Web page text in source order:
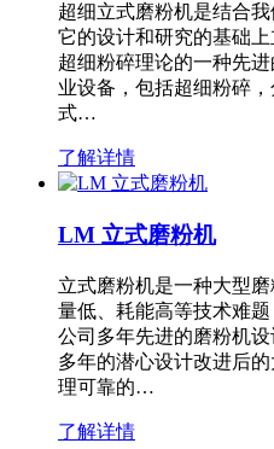
超细立式磨粉机是结合
它的设计和研究的基础
超细粉碎理论的一种先
业设备，包括超细粉碎
式…
了解详情
LM 立式磨粉机
立式磨粉机是一种大型
量低、耗能高等技术难
公司多年先进的磨粉机
多年的潜心设计改进后
理可靠的…
了解详情